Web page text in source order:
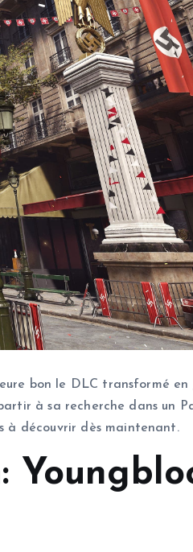
bon le DLC transformé
à sa recherche dans un
à découvrir dès maintenant.